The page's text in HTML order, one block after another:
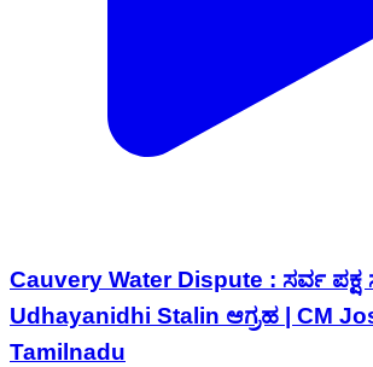
Cauvery Water Dispute : ಸರ್ವ
Udhayanidhi Stalin ಆಗ್ರಹ | CM
Tamilnadu